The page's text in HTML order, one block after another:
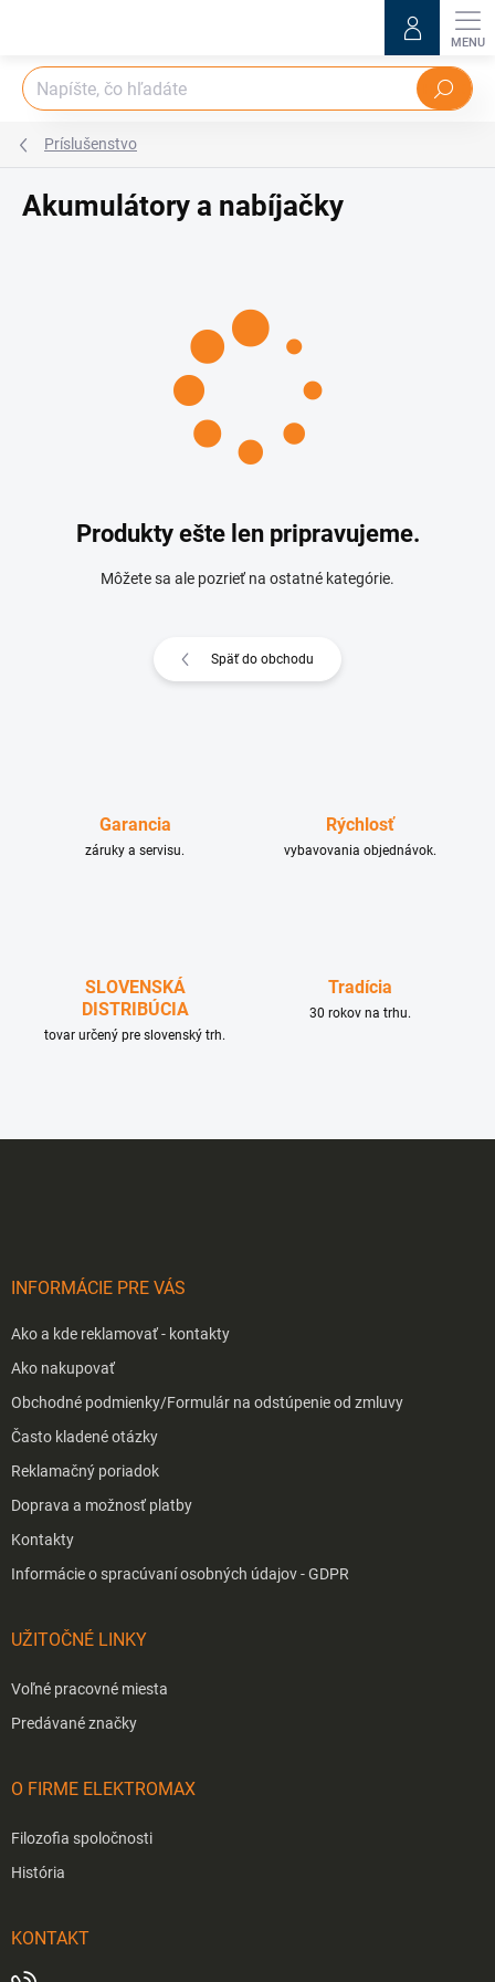
Hľadať
Príslušenstvo
Akumulátory a nabíjačky
Produkty ešte len pripravujeme.
Môžete sa ale pozrieť na ostatné kategórie.
Späť do obchodu
Garancia
záruky a servisu.
Rýchlosť
vybavovania objednávok.
SLOVENSKÁ
DISTRIBÚCIA
tovar určený pre slovenský trh.
Tradícia
30 rokov na trhu.
INFORMÁCIE PRE VÁS
Ako a kde reklamovať - kontakty
Ako nakupovať
Obchodné podmienky/Formulár na odstúpenie od zmluvy
Často kladené otázky
Reklamačný poriadok
Doprava a možnosť platby
Kontakty
Informácie o spracúvaní osobných údajov - GDPR
UŽITOČNÉ LINKY
Voľné pracovné miesta
Predávané značky
O FIRME ELEKTROMAX
Filozofia spoločnosti
História
KONTAKT